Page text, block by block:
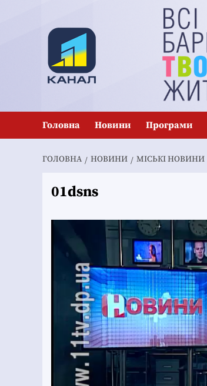
Головна Новини Програми
ГОЛОВНА НОВИНИ MІСЬКІ НОВИНИ
01dsns
Відеопрогравач